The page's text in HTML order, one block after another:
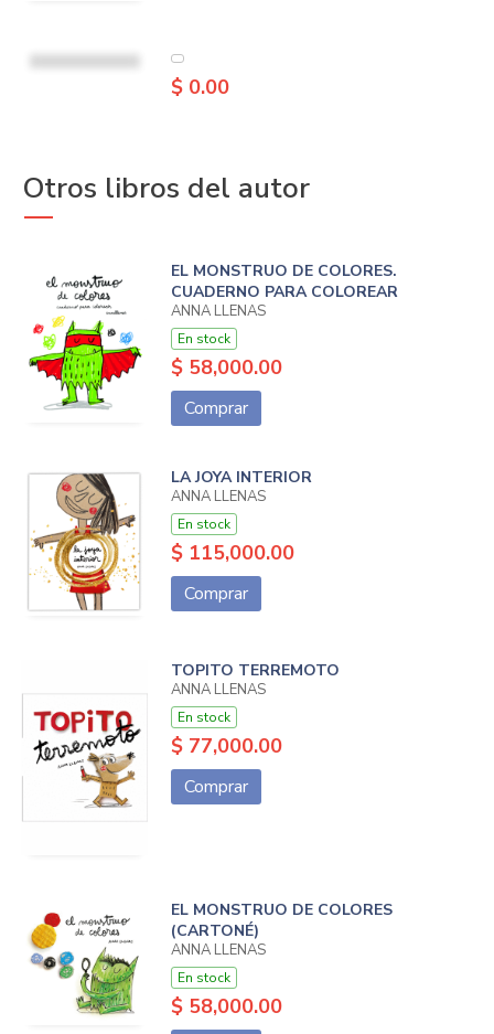
$ 0.00
Otros libros del autor
EL MONSTRUO DE COLORES.
CUADERNO PARA COLOREAR
ANNA LLENAS
En stock
$ 58,000.00
Comprar
LA JOYA INTERIOR
ANNA LLENAS
En stock
$ 115,000.00
Comprar
TOPITO TERREMOTO
ANNA LLENAS
En stock
$ 77,000.00
Comprar
EL MONSTRUO DE COLORES
(CARTONÉ)
ANNA LLENAS
En stock
$ 58,000.00